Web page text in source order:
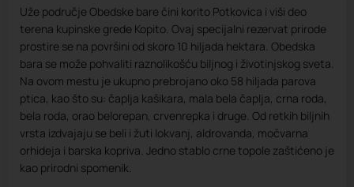
Uže područje Obedske bare čini korito Potkovica i viši deo
terena kupinske grede Kopito. Ovaj specijalni rezervat prirode
prostire se na površini od skoro 10 hiljada hektara. Obedska
bara se može pohvaliti raznolikošću biljnog i životinjskog sveta.
Na ovom mestu je ukupno prebrojano oko 58 hiljada parova
ptica, kao što su: čaplja kašikara, mala bela čaplja, crna roda,
bela roda, orao belorepan, crvenrepka i druge. Od retkih biljnih
vrsta izdvajaju se beli i žuti lokvanj, aldrovanda, močvarna
orhideja i barska kopriva. Jedno stablo crne topole zaštićeno je
kao prirodni spomenik.